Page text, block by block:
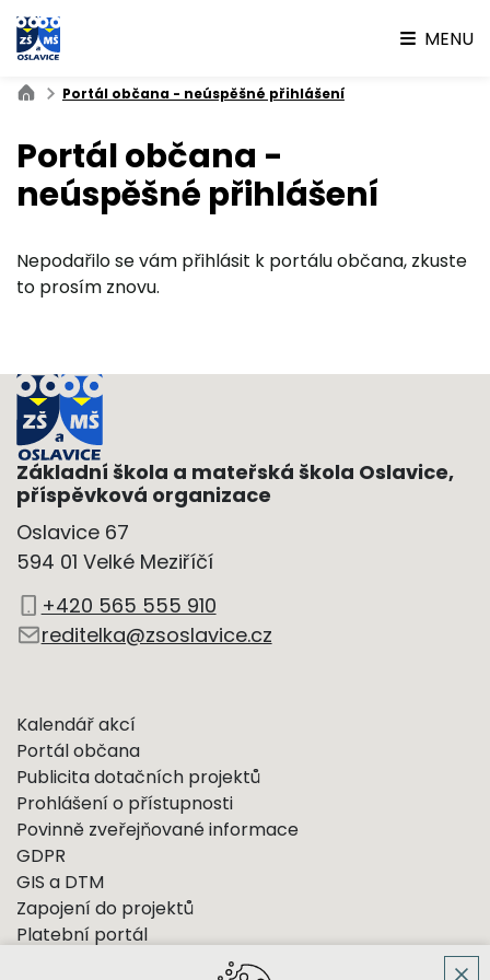
MENU
Portál občana - neúspěšné přihlášení
Portál občana -
neúspěšné přihlášení
Nepodařilo se vám přihlásit k portálu občana, zkuste
to prosím znovu.
Základní škola a mateřská škola Oslavice,
příspěvková organizace
Oslavice 67
594 01 Velké Meziříčí
+420 565 555 910
reditelka@zsoslavice.cz
Kalendář akcí
Portál občana
Publicita dotačních projektů
Prohlášení o přístupnosti
Povinně zveřejňované informace
GDPR
GIS a DTM
Zapojení do projektů
Platební portál